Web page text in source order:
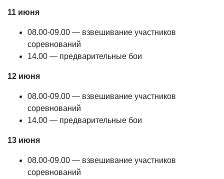
11 июня
08.00-09.00 — взвешивание участников
соревнований
14.00 — предварительные бои
12 июня
08.00-09.00 — взвешивание участников
соревнований
14.00 — предварительные бои
13 июня
08.00-09.00 — взвешивание участников
соревнований